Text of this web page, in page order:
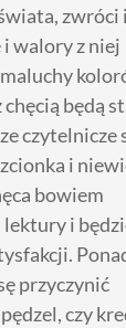
zwróci
i walory z niej
chęcią będą
czytelnicze
i
bowiem
i
przyczynić
czy